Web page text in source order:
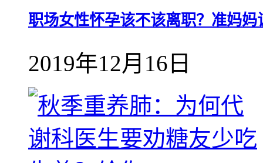
职场女性怀孕该不该离职？准妈
2019年12月16日